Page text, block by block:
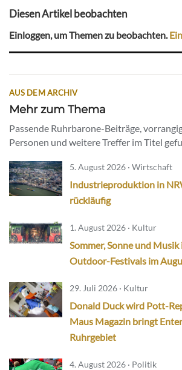
Diesen Artikel beobachten
Einloggen, um Themen zu beobachten.
AUS DEM ARCHIV
Mehr zum Thema
Passende Ruhrbarone-Beiträge,
Personen und weitere Treffer im Titel
5. August 2026 · Wirtschaft
Industrieproduktion in
rückläufig
1. August 2026 · Kultur
Sommer, Sonne und
Outdoor-Festivals im
29. Juli 2026 · Kultur
Donald Duck wird Pott-
Maus Magazin bringt
Ruhrgebiet
4. August 2026 · Politik